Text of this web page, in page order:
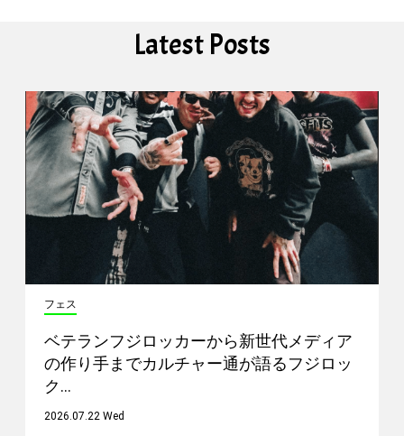
Latest Posts
フェス
ベテランフジロッカーから新世代メディア
の作り手までカルチャー通が語るフジロッ
ク…
2026.07.22 Wed